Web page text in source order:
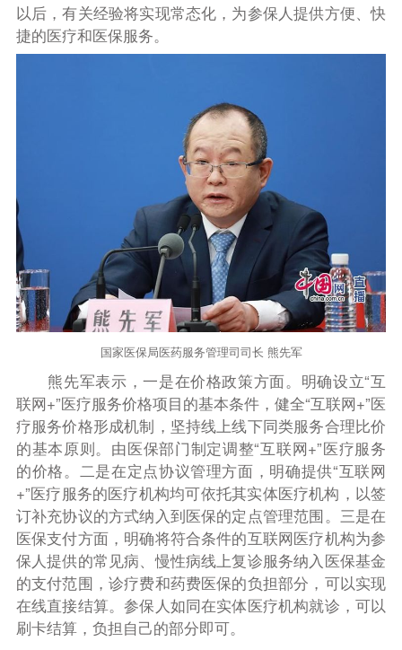
以后，有关经验将实现常态化，为参保人提供方便、快
捷的医疗和医保服务。
国家医保局医药服务管理司司长 熊先军
熊先军表示，一是在价格政策方面。明确设立“互
联网+”医疗服务价格项目的基本条件，健全“互联网+”医
疗服务价格形成机制，坚持线上线下同类服务合理比价
的基本原则。由医保部门制定调整“互联网+”医疗服务
的价格。二是在定点协议管理方面，明确提供“互联网
+”医疗服务的医疗机构均可依托其实体医疗机构，以签
订补充协议的方式纳入到医保的定点管理范围。三是在
医保支付方面，明确将符合条件的互联网医疗机构为参
保人提供的常见病、慢性病线上复诊服务纳入医保基金
的支付范围，诊疗费和药费医保的负担部分，可以实现
在线直接结算。参保人如同在实体医疗机构就诊，可以
刷卡结算，负担自己的部分即可。